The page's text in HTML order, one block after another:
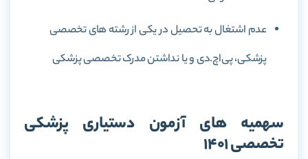
عدم اشتغال به تحصیل در یکی از رشته‌ های تخصصی
پزشکی، پی‌اچ.دی و یا نداشتن مدرک تخصصی پزشکی
سهمیه های آزمون دستیاری پزشکی
تخصصی 1401